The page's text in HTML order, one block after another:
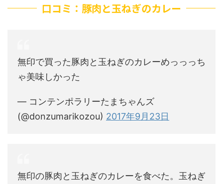
口コミ：豚肉と玉ねぎのカレー
無印で買った豚肉と玉ねぎのカレーめっっっち
ゃ美味しかった
— コンテンポラリーたまちゃんズ
(@donzumarikozou) 2017年9月23日
無印の豚肉と玉ねぎのカレーを食べた。玉ねぎ